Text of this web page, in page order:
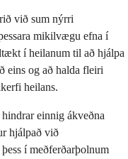
við sum nýrri
mikilvægu efna í
í heilanum til að hjálpa
eins og að halda fleiri
heilans.
einnig ákveðna
hjálpað við
í meðferðarþolnum